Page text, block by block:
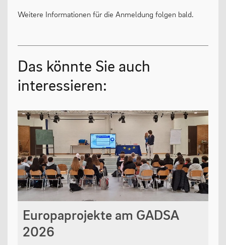
Weitere Informationen für die Anmeldung folgen bald.
Das könnte Sie auch
interessieren:
Europaprojekte am GADSA
2026